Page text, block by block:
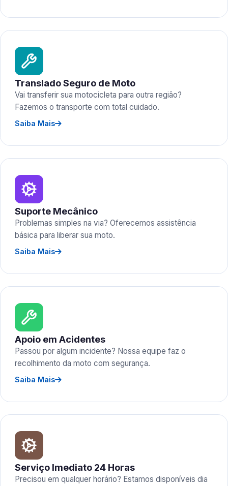
Translado Seguro de Moto
Vai transferir sua motocicleta para outra região?
Fazemos o transporte com total cuidado.
Saiba Mais
Suporte Mecânico
Problemas simples na via? Oferecemos assistência
básica para liberar sua moto.
Saiba Mais
Apoio em Acidentes
Passou por algum incidente? Nossa equipe faz o
recolhimento da moto com segurança.
Saiba Mais
Serviço Imediato 24 Horas
Precisou em qualquer horário? Estamos disponíveis dia